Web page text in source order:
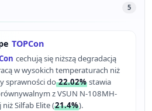
5
TOPCon
cechują się niższą degradacją
w wysokich temperaturach niż
sprawności do22.02% stawia
z VSUN N-108MH-
niż Silfab Elite (21.4%).